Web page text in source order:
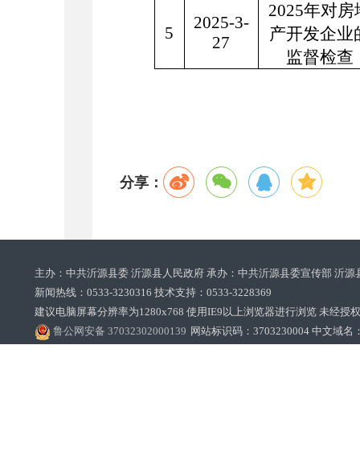
5
2025-3-
27
2025年对房
产开发企业
监督检查
分享：
主办：中共沂源县委 沂源县人民政府 承办：中共沂源县委宣传部 沂
新闻热线：0533-3230316 技术支持：0533-3228369‌‌
建议电脑屏幕分辨率为1280x768 使用IE9以上浏览器进行浏览 未经授
鲁公网安备 37032302000139 网站标识码：3703230004 中文域名